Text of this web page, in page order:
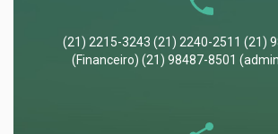
(21) 2215-3243 (21) 2240-2511 (21)
(Financeiro) (21) 98487-8501